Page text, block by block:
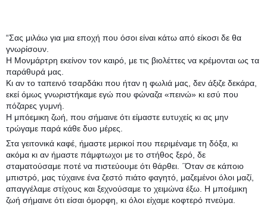
“Σας μιλάω για μια εποχή που όσοι είναι κάτω από είκοσι δε θα
γνωρίσουν.
Η Μονμάρτρη εκείνον τον καιρό, με τις βιολέττες να κρέμονται ως τα
παράθυρά μας.
Κι αν το ταπεινό τσαρδάκι που ήταν η φωλιά μας, δεν άξιζε δεκάρα,
εκεί όμως γνωριστήκαμε εγώ που φώναζα «πεινώ» κι εσύ που
πόζαρες γυμνή.
Η μπόεμικη ζωή, που σήμαινε ότι είμαστε ευτυχείς κι ας μην
τρώγαμε παρά κάθε δυο μέρες.
Στα γειτονικά καφέ, ήμαστε μερικοί που περιμέναμε τη δόξα, κι
ακόμα κι αν ήμαστε πάμφτωχοι με το στήθος ξερό, δε
σταματούσαμε ποτέ να πιστεύουμε ότι θάρθει. ΄Όταν σε κάποιο
μπιστρό, μας τύχαινε ένα ζεστό πιάτο φαγητό, μαζεμένοι όλοι μαζί,
απαγγέλαμε στίχους και ξεχνούσαμε το χειμώνα έξω. Η μποέμικη
ζωή σήμαινε ότι είσαι όμορφη, κι όλοι είχαμε κοφτερό πνεύμα.